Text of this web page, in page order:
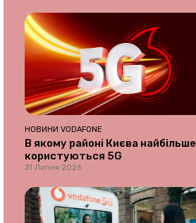
НОВИНИ VODAFONE
В якому районі Києва найбільше
користуються 5G
31 Липня 2026